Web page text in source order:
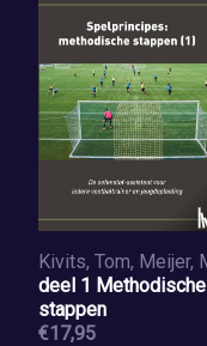
deel 1 Methodische
stappen
€17,95